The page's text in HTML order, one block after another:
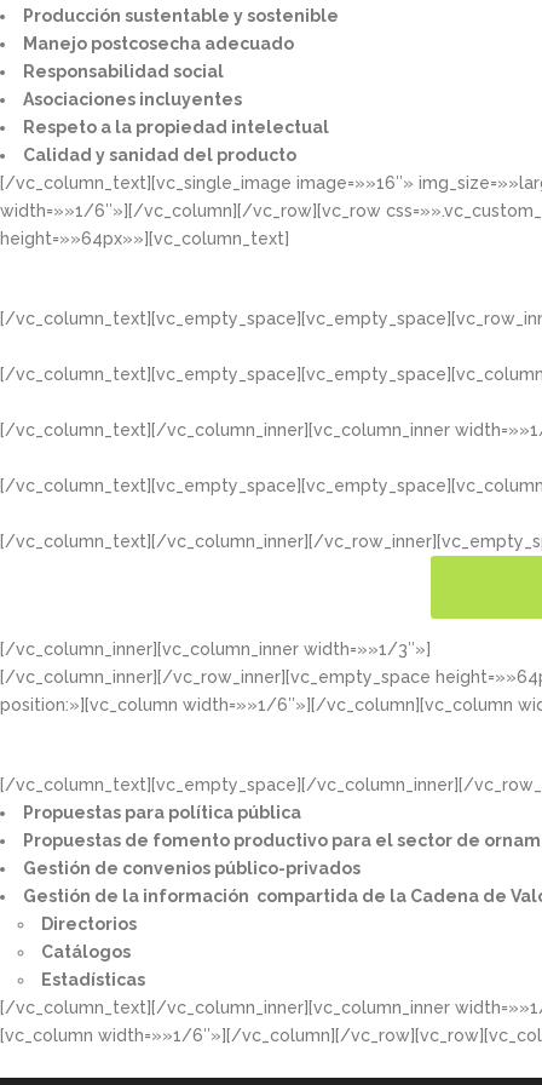
Producción sustentable y sostenible​
Manejo postcosecha adecuado​
Responsabilidad social​
Asociaciones incluyentes​
Respeto a la propiedad intelectual​​
Calidad y sanidad del producto​
[/vc_column_text][vc_single_image image=»»16″»
width=»»1/6″»][/vc_column][/vc_row][vc_row
height=»»64px»»][vc_column_text]
[/
[/
[/vc_column_text][/vc_column_inner][vc_column_inner
[/
[/vc_column_text][/vc_column_inner][/
[/vc_column_inner][vc_column_inner width=»»1/3″»]
[/vc_column_inner][/vc_row_inner][vc_empty_space
position:»][vc_column width=»»1/6″»][/vc_column][vc_column
[/vc_column_text][vc_empty_space][/vc_column_inner][/
Propuestas para política pública​
Propuestas de fomento productivo para el sector de
Gestión de convenios público-privados​
Gestión de la información compartida de la Cadena de
Directorios​
Catálogos​
Estadísticas
[/vc_column_text][/vc_column_inner][vc_column_inner
[vc_column width=»»1/6″»][/vc_column][/